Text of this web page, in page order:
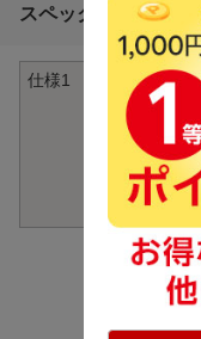
スペック詳細
仕様1